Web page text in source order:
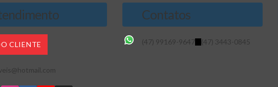
CLIENTE
Contatos
(47) 99169-9647 (47) 3443-0845